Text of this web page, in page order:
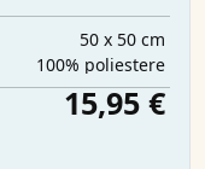
50 x 50 cm
100% poliestere
15,95 €